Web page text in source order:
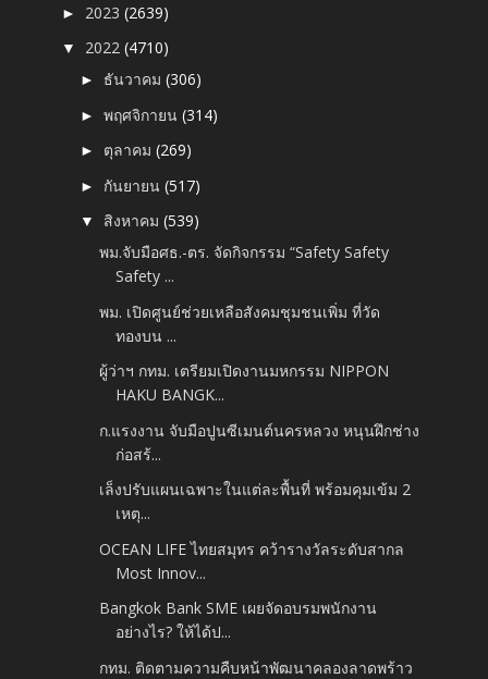
► 2023(2639)
▼ 2022(4710)
► ธันวาคม(306)
►พฤศจิกายน(314)
► ตุลาคม(269)
► กันยายน(517)
▼ สิงหาคม(539)
พม.จับมือศธ.-ตร. จัดกิจกรรม “Safety Safety
Safety ...
พม. เปิดศูนย์ช่วยเหลือสังคมชุมชนเพิ่ม ที่วัด
ทองบน ...
ผู้ว่าฯ กทม. เตรียมเปิดงานมหกรรม NIPPON
HAKU BANGK...
ก.แรงงาน จับมือปูนซีเมนต์นครหลวง หนุนฝึกช่าง
ก่อสร้...
เล็งปรับแผนเฉพาะในแต่ละพื้นที่ พร้อมคุมเข้ม 2
เหตุ...
OCEAN LIFE ไทยสมุทร คว้ารางวัลระดับสากล
Most Innov...
Bangkok Bank SME เผยจัดอบรมพนักงาน
อย่างไร? ให้ได้ป...
กทม. ติดตามความคืบหน้าพัฒนาคลองลาดพร้าว